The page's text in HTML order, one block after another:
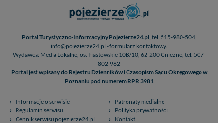
Portal Turystyczno-Informacyjny Pojezierze24.pl, tel. 515-980-504,
info@pojezierze24.pl - formularz kontaktowy.
Wydawca: Media Lokalne, os. Piastowskie 10B/10, 62-200 Gniezno, tel. 507-
802-962
Portal jest wpisany do Rejestru Dzienników i Czasopism Sądu Okręgowego w
Poznaniu pod numerem RPR 3981
Informacje o serwisie
Patronaty medialne
Regulamin serwisu
Polityka prywatności
Cennik serwisu pojezierze24.pl
Kontakt